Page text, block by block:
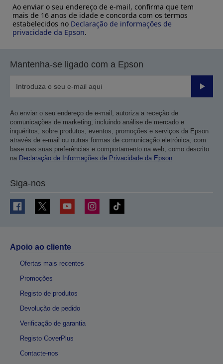
Ao enviar o seu endereço de e-mail, confirma que tem
mais de 16 anos de idade e concorda com os termos
estabelecidos no Declaração de informações de
privacidade da Epson.
Mantenha-se ligado com a Epson
Enviar
Ao enviar o seu endereço de e-mail, autoriza a receção de
comunicações de marketing, incluindo análise de mercado e
inquéritos, sobre produtos, eventos, promoções e serviços da Epson
através de e-mail ou outras formas de comunicação eletrónica, com
base nas suas preferências e comportamento na web, como descrito
na Declaração de Informações de Privacidade da Epson.
Siga-nos
Apoio ao cliente
Ofertas mais recentes
Promoções
Registo de produtos
Devolução de pedido
Verificação de garantia
Registo CoverPlus
Contacte-nos